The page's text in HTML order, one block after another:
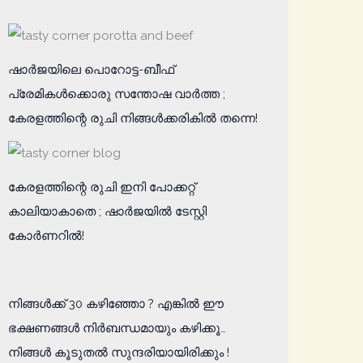
ഷാർജയിലെ പൊറോട്ട-ബീഫ്
പ്രേമികൾക്കൊരു സന്തോഷ വാർത്ത ;
കേരളത്തിന്റെ രുചി നിങ്ങൾക്കരികിൽ തന്നെ!
കേരളത്തിന്റെ രുചി ഇനി പോക്കറ്റ്
കാലിയാകാതെ ; ഷാര്‍ജയില്‍ ടേസ്റ്റി
കോര്‍ണറില്‍!
നിങ്ങൾക്ക് 30 കഴിഞ്ഞോ ? എങ്കിൽ ഈ
ഭക്ഷണങ്ങൾ നിർബന്ധമായും കഴിക്കൂ…
നിങ്ങൾ കൂടുതൽ സുന്ദരിയായിരിക്കും !